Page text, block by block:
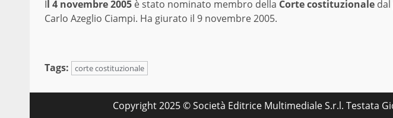
Il 4 novembre 2005 è stato nominato membro della Corte costituzionale
Carlo Azeglio Ciampi. Ha giurato il 9 novembre 2005.
Tags: corte costituzionale
Copyright 2025 © Società Editrice Multimediale S.r.l. Testata